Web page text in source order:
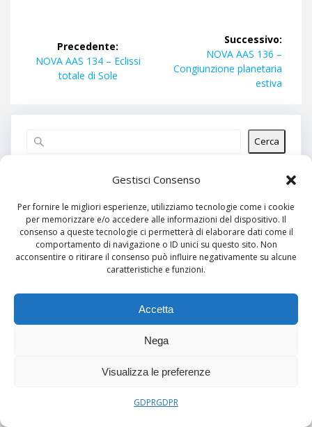
Gestisci Consenso
Per fornire le migliori esperienze, utilizziamo tecnologie come i cookie
per memorizzare e/o accedere alle informazioni del dispositivo. Il
consenso a queste tecnologie ci permetterà di elaborare dati come il
comportamento di navigazione o ID unici su questo sito. Non
acconsentire o ritirare il consenso può influire negativamente su alcune
caratteristiche e funzioni.
Accetta
Nega
Visualizza le preferenze
GDPRGDPR
articoliPrecedente:
Articolo
precedente:
NOVA AAS 134 – Eclissi
totale di Sole
Successivo:
Articolo
successivo:
NOVA AAS 136 –
Congiunzione planetaria
estiva
Cerca
Articoli recenti
Commenti recenti
Nessun commento da mostrare.
Nessun archivio da mostrare.
Categorie
Nessuna categoria